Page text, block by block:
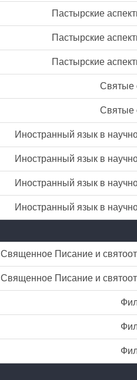
Пастырские
Пастырские
Пастырские
Святые
Святые
Иностранный язык в
Иностранный язык в
Иностранный язык в
Иностранный язык в
Священное Писание и
Священное Писание и